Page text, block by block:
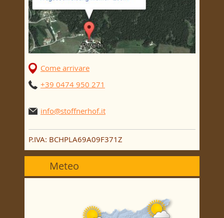
Come arrivare
+39 0474 950 271
info@stoffnerhof.it
P.IVA: BCHPLA69A09F371Z
Meteo